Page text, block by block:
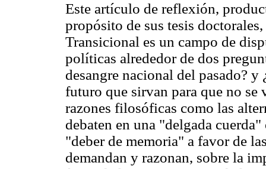
Este artículo de reflexión,
propósito de sus tesis
Transicional es un campo de
políticas alrededor de dos
desangre nacional del pasado?
futuro que sirvan para que no se
razones filosóficas como las
debaten en una "delgada
"deber de memoria" a favor de
demandan y razonan, sobre la